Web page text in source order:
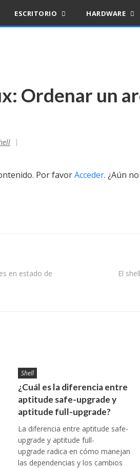
ESCRITORIO HARDWARE
Ordenar un
Por favorAcceder. ¿Aún
El
en estado de
Shell
¿Cuál es la diferencia entre
aptitude safe-upgrade y
aptitude full-upgrade?
La diferencia entre aptitude safe-
upgrade y aptitude full-
upgrade radica en cómo manejan
las dependencias y los cambios